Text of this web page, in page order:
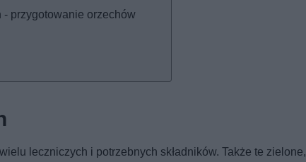
przygotowanie orzechów
leczniczych i potrzebnych składników. Także te zielone,